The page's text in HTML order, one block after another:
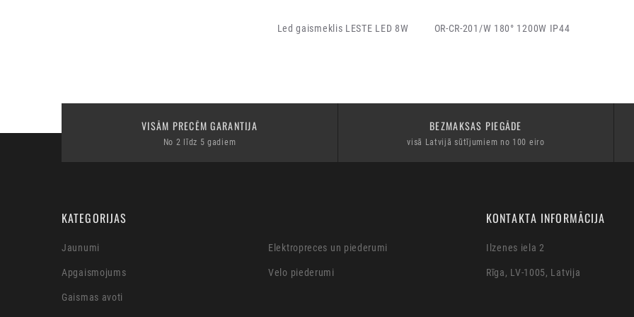
Led gaismeklis LESTE LED 8W OR-CR-201/W 180° 1200W IP44
VISĀM PRECĒM GARANTIJA
No 2 līdz 5 gadiem
BEZMAKSAS PIEGĀDE
visā Latvijā sūtījumiem no 100 eiro
KATEGORIJAS
Jaunumi
Apgaismojums
Gaismas avoti
Elektropreces un piederumi
Velo piederumi
KONTAKTA INFORMĀCIJA
Ilzenes iela 2
Rīga, LV-1005, Latvija